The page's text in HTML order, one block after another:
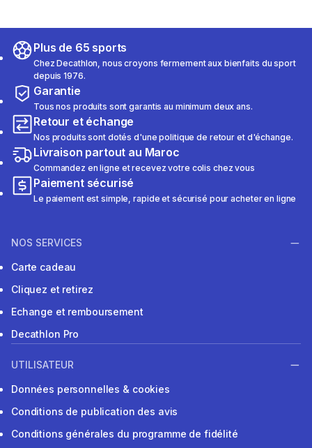
Plus de 65 sports
Chez Decathlon, nous croyons fermement aux bienfaits du sport
depuis 1976.
Garantie
Tous nos produits sont garantis au minimum deux ans.
Retour et échange
Nos produits sont dotés d'une politique de retour et d'échange.
Livraison partout au Maroc
Commandez en ligne et recevez votre colis chez vous
Paiement sécurisé
Le paiement est simple, rapide et sécurisé pour acheter en ligne
NOS SERVICES
Carte cadeau
Cliquez et retirez
Echange et remboursement
Decathlon Pro
UTILISATEUR
Données personnelles & cookies
Conditions de publication des avis
Conditions générales du programme de fidélité